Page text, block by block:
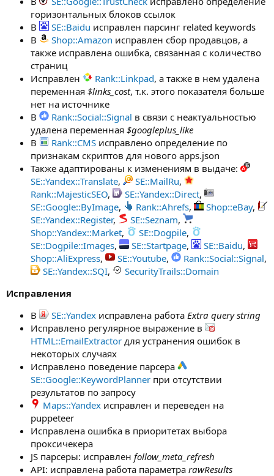
горизонтальных блоков ссылок
В
SE::Baidu исправлен парсинг related keywords
В
Shop::Amazon исправлен сбор продавцов, а
также исправлена ошибка, связанная с количество
страниц
Исправлен
Rank::Linkpad, а также в нем удалена
переменная $links_cost, т.к. этого показателя больше
нет на источнике
В
Rank::Social::Signal в связи с неактуальностью
удалена переменная $googleplus_like
В
Rank::CMS исправлено определение по
признакам скриптов для нового apps.json
Также адаптированы к изменениям в выдаче:
SE::Yandex::Translate, SE::MailRu,
Rank::MajesticSEO, SE::Yandex::Direct,
SE::Google::ByImage, Rank::Ahrefs, Shop::eBay,
SE::Yandex::Register, SE::Seznam,
Shop::Yandex::Market, SE::Dogpile,
SE::Dogpile::Images, SE::Startpage, SE::Baidu,
Shop::AliExpress, SE::Youtube, Rank::Social::Signal,
SE::Yandex::SQI,
SecurityTrails::Domain
Исправления
В
SE::Yandex исправлена работа Extra query string
Исправлено регулярное выражение в
HTML::EmailExtractor для устранения ошибок в
некоторых случаях
Исправлено поведение парсера
SE::Google::KeywordPlanner при отсутствии
результатов по запросу
Maps::Yandex исправлен и переведен на
puppeteer
Исправлена ошибка в приоритетах выбора
проксичекера
JS парсеры: исправлен follow_meta_refresh
API: исправлена работа параметра rawResults